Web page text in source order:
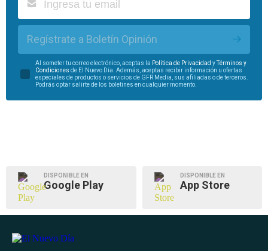
Regístrate a Boletín Opinión
Al someter tu correo electrónico, aceptas la Política de Privacidad yTérminos y
Condiciones de El Nuevo Día. Además, aceptas recibir información u ofertas
especiales de productos o servicios de GFR Media, sus afiliadas o de terceros.
Podrás optar salirte de los boletines en cualquier momento.
DISPONIBLE EN
Google Play
DISPONIBLE EN
App Store